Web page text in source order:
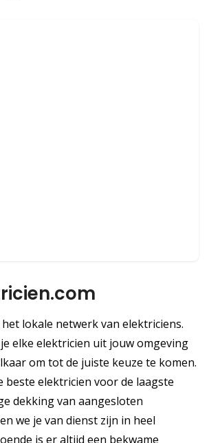
lokale netwerk van elektriciens.
elke elektricien uit jouw omgeving
om tot de juiste keuze te komen.
beste elektricien voor de laagste
dekking van aangesloten
we je van dienst zijn in heel
is er altijd een bekwame